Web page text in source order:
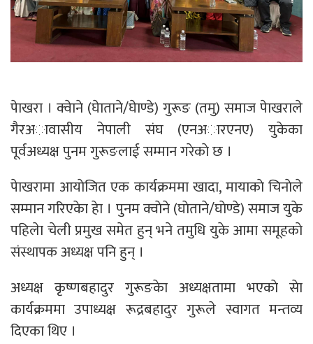
पेाखरा । क्वेाने (घेाताने/घेाण्डे) गुरूङ (तमु) समाज पेाखराले
गैरअावासीय नेपाली संघ (एनअारएनए) युकेका
पूर्वअध्यक्ष पुनम गुरूङलाई सम्मान गरेकाे छ ।
पेाखरामा आयाेजित एक कार्यक्रममा खादा, मायाकाे चिनाेले
सम्मान गरिएकेा हेा । पुनम क्वाेने (घाेताने/घाेण्डे) समाज युके
पहिलेा चेली प्रमुख समेत हुन् भने तमुधि युके आमा समूहकाे
संस्थापक अध्यक्ष पनि हुन् ।
अध्यक्ष कृष्णबहादुर गुरूङकेा अध्यक्षतामा भएकाे सेा
कार्यक्रममा उपाध्यक्ष रूद्रबहादुर गुरूले स्वागत मन्तव्य
दिएका थिए ।